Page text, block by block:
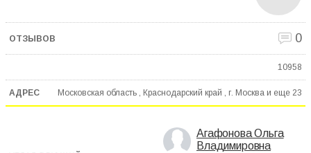
0
10958
Московская область , Краснодарский край , г. Москва и еще 23
Агафонова Ольга
Владимировна